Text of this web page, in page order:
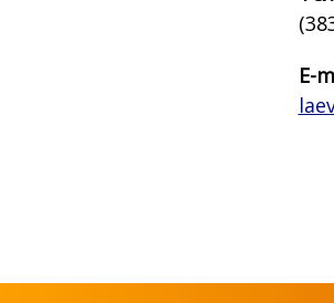
E-